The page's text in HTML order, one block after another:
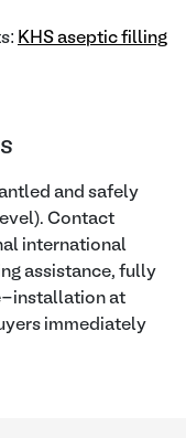
KHS aseptic filling
and safely
Contact
international
assistance, fully
installation at
immediately